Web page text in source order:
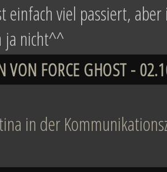
einfach viel passiert,
ja nicht^^
VON FORCE GHOST -
in der